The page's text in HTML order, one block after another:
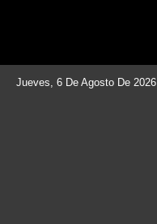
Jueves, 6 De Agosto De 2026